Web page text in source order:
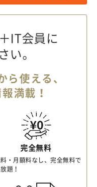
IT会員に
い。
使える、
満載！
完全無料
・月額料なし、完全無料で
題！